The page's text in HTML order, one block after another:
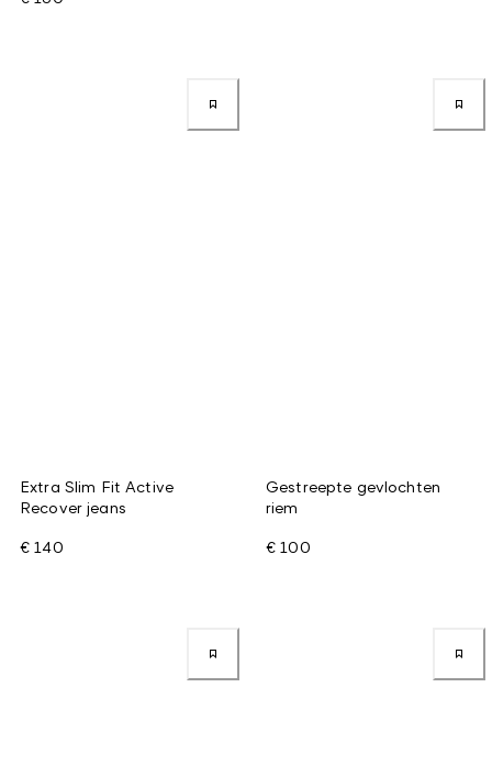
Extra Slim Fit Active
Recover jeans
€ 140
Gestreepte gevlochten
riem
€ 100